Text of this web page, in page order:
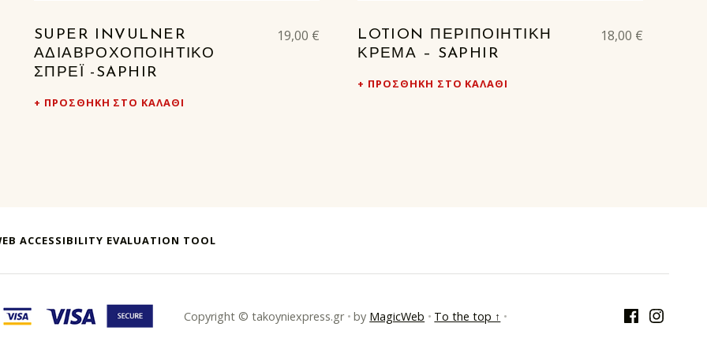
SUPER INVULNER
ΑΔΙΑΒΡΟΧΟΠΟΙΗΤΙΚΌ
ΣΠΡΈΙ -SAPHIR
19,00 €
ΠΡΟΣΘΉΚΗ ΣΤΟ ΚΑΛΆΘΙ
LOTION ΠΕΡΙΠΟΙΗΤΙΚΉ
ΚΡΈΜΑ – SAPHIR
18,00 €
ΠΡΟΣΘΉΚΗ ΣΤΟ ΚΑΛΆΘΙ
ACCESSIBILITY EVALUATION TOOL
takoyni express athina
Copyright © takoyniexpress.gr • by MagicWeb • To the top ↑ •
FacebookInstagram